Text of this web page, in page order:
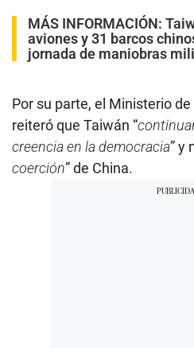
MÁS INFORMACIÓN:
aviones y 31 barcos
jornada de maniobras
Por su parte, el Ministerio
reiteró que Taiwán “
creencia en la democracia” y
coerción” de China.